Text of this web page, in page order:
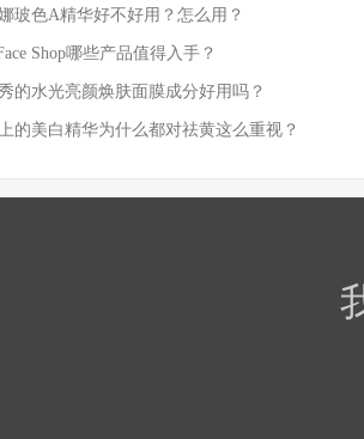
玻色A精华好不好用？怎么用？
Shop哪些产品值得入手？
的水光亮颜焕肤面膜成分好用吗？
的美白精华为什么都对祛黄这么重视？